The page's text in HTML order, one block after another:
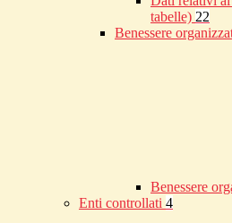
tabelle) 22
Benessere
Benessere
Enti controllati 4